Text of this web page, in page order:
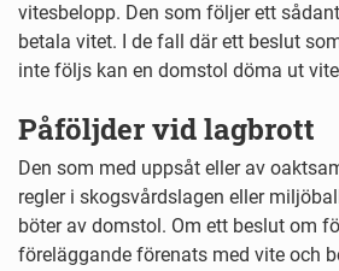
vitesbelopp. Den som följer ett
betala vitet. I de fall där ett beslut
inte följs kan en domstol döma ut
Påföljder vid lagbrott
Den som med uppsåt eller av
regler i skogsvårdslagen eller
böter av domstol. Om ett beslut om
föreläggande förenats med vite och